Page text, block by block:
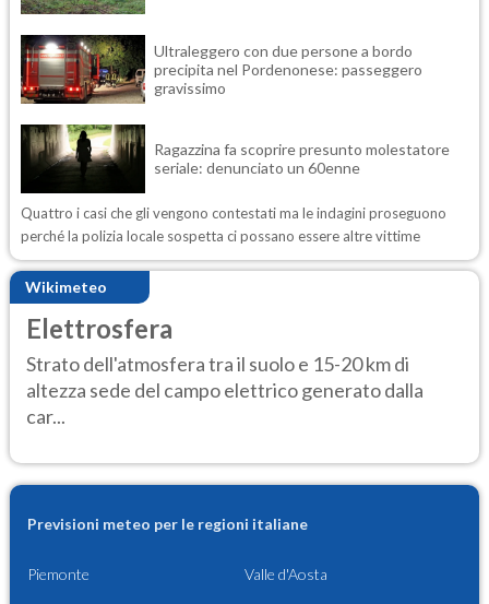
Ultraleggero con due persone a bordo
precipita nel Pordenonese: passeggero
gravissimo
Ragazzina fa scoprire presunto molestatore
seriale: denunciato un 60enne
Quattro i casi che gli vengono contestati ma le indagini proseguono
perché la polizia locale sospetta ci possano essere altre vittime
Wikimeteo
Elettrosfera
Strato dell'atmosfera tra il suolo e 15-20 km di
altezza sede del campo elettrico generato dalla
car...
Previsioni meteo per le regioni italiane
Piemonte Valle d'Aosta